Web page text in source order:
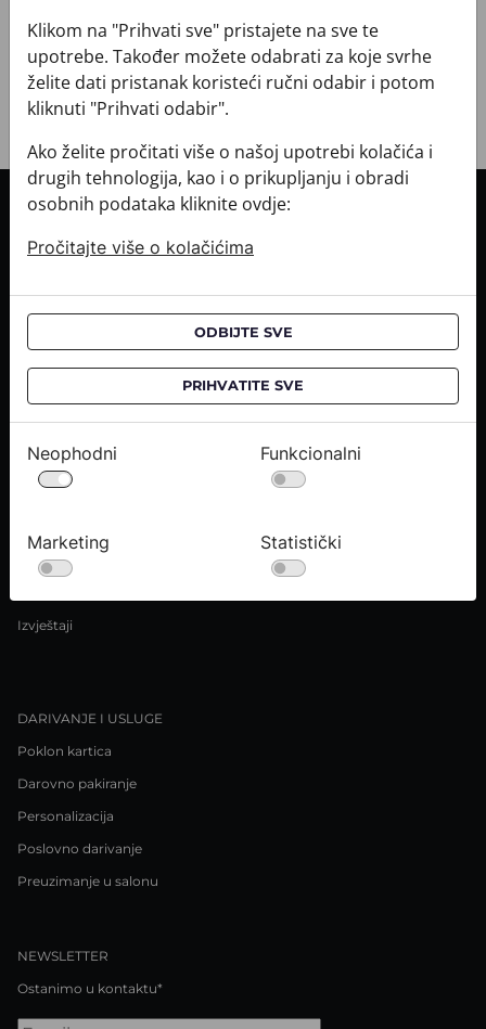
+ POVRATI I ZAMJENE
INFORMACIJE O KUPNJI
Informacije o dostavi
CROATA saloni
O NAMA
Kontaktirajte nas
Karijere
Uvjeti kupnje
Izvještaji
DARIVANJE I USLUGE
Poklon kartica
Darovno pakiranje
Personalizacija
Poslovno darivanje
Preuzimanje u salonu
NEWSLETTER
Ostanimo u kontaktu*
Klikom na "Prihvati sve" pristajete na sve te
upotrebe. Također možete odabrati za koje svrhe
želite dati pristanak koristeći ručni odabir i potom
kliknuti "Prihvati odabir".
Ako želite pročitati više o našoj upotrebi kolačića i
drugih tehnologija, kao i o prikupljanju i obradi
osobnih podataka kliknite ovdje:
Pročitajte više o kolačićima
ODBIJTE SVE
PRIHVATITE SVE
Neophodni Funkcionalni
Marketing Statistički